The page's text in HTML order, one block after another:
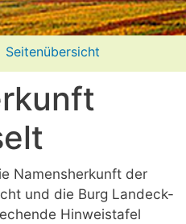
Seitenübersicht
Namensherkunft der
und die Burg Landeck-
Hinweistafel